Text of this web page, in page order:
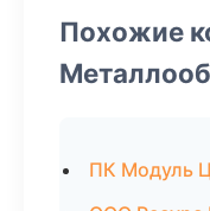
Похожие
ПК Модуль